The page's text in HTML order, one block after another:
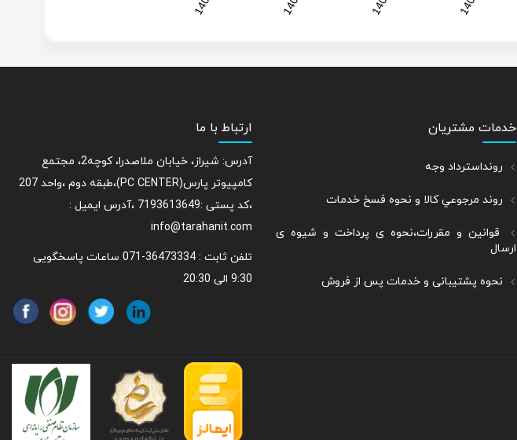
خدمات مشتریان
رونداسترداد وجه
روند مرجوعي كالا و نحوه فسخ خدمات
قوانین و مقررات،نحوه ی پرداخت و شیوه ی
ارسال
نحوه پشتیبانی و خدمات پس از فروش
ارتباط با ما
آدرس: شیراز، خیابان ملاصدرا، کوچه2، مجتمع
کامپیوتر پارس(PC CENTER)،طبقه دوم ،واحد 207
،کد پستی :7193613649 ،آدرس ایمیل :
info@tarahanit.com
تلفن ثابت :
36473334-071 ساعات پاسخگویی
9:30 الی 20:30